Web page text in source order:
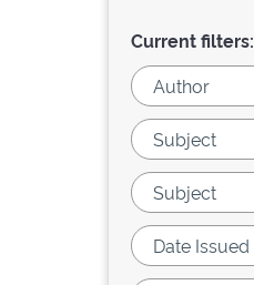
Current filters: